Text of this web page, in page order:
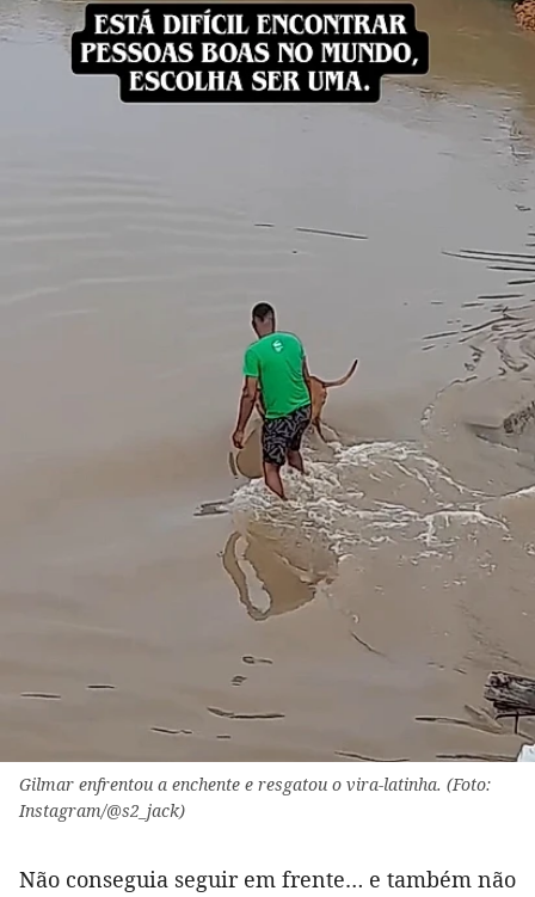
Gilmar enfrentou a enchente e resgatou o vira-latinha. (Foto:
Instagram/@s2_jack)
Não conseguia seguir em frente… e também não